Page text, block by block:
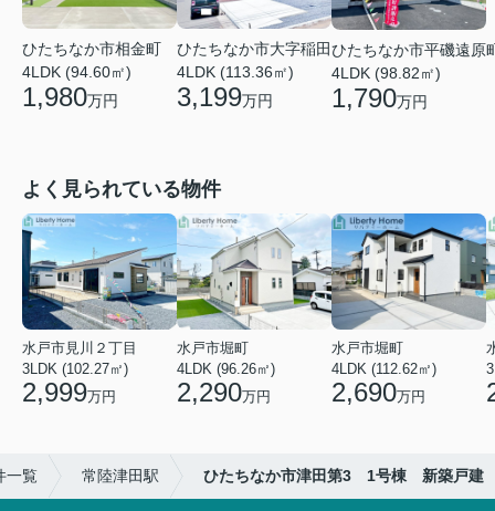
ひたちなか市相金町
4LDK (94.60㎡)
1,980万円
ひたちなか市大字稲田
4LDK (113.36㎡)
3,199万円
ひたちなか市平磯遠原
4LDK (98.82㎡)
1,790万円
よく見られている物件
水戸市見川２丁目
3LDK (102.27㎡)
2,999万円
水戸市堀町
4LDK (96.26㎡)
2,290万円
水戸市堀町
4LDK (112.62㎡)
2,690万円
一覧 常陸津田駅 ひたちなか市津田第3 1号棟 新築戸建